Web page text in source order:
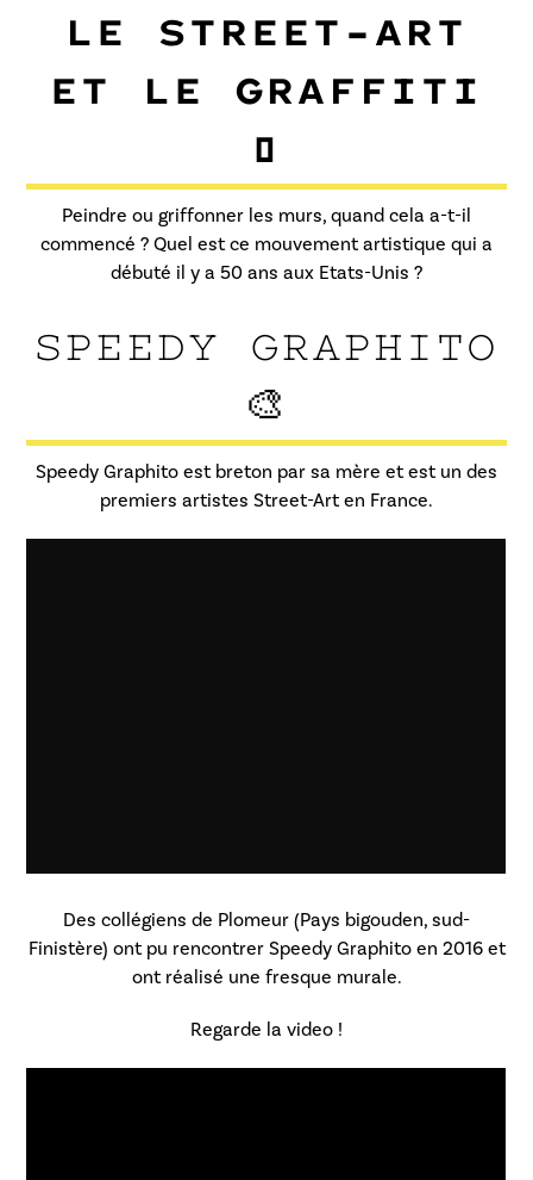
LE STREET-ART
ET LE GRAFFITI
🖌️
Peindre ou griffonner les murs, quand cela a-t-il
commencé ? Quel est ce mouvement artistique qui a
débuté il y a 50 ans aux Etats-Unis ?
SPEEDY GRAPHITO
🎨
Speedy Graphito est breton par sa mère et est un des
premiers artistes Street-Art en France.
Des collégiens de Plomeur (Pays bigouden, sud-
Finistère) ont pu rencontrer Speedy Graphito en 2016 et
ont réalisé une fresque murale.
Regarde la video !